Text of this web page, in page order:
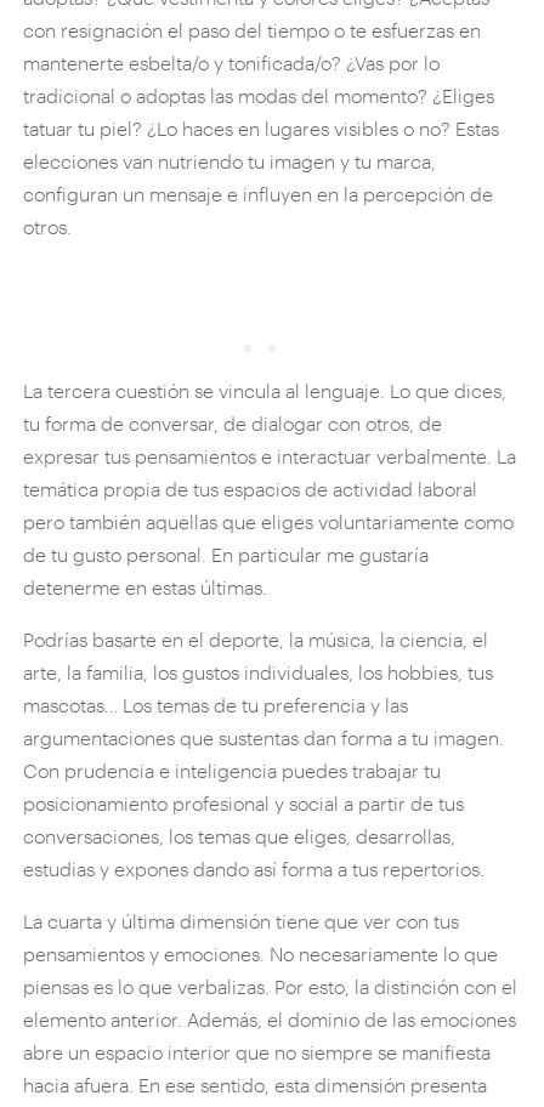
con resignación el paso del tiempo o te esfuerzas en
mantenerte esbelta/o y tonificada/o? ¿Vas por lo
tradicional o adoptas las modas del momento? ¿Eliges
tatuar tu piel? ¿Lo haces en lugares visibles o no? Estas
elecciones van nutriendo tu imagen y tu marca,
configuran un mensaje e influyen en la percepción de
otros.
La tercera cuestión se vincula al lenguaje. Lo que dices,
tu forma de conversar, de dialogar con otros, de
expresar tus pensamientos e interactuar verbalmente. La
temática propia de tus espacios de actividad laboral
pero también aquellas que eliges voluntariamente como
de tu gusto personal. En particular me gustaría
detenerme en estas últimas.
Podrías basarte en el deporte, la música, la ciencia, el
arte, la familia, los gustos individuales, los hobbies, tus
mascotas… Los temas de tu preferencia y las
argumentaciones que sustentas dan forma a tu imagen.
Con prudencia e inteligencia puedes trabajar tu
posicionamiento profesional y social a partir de tus
conversaciones, los temas que eliges, desarrollas,
estudias y expones dando así forma a tus repertorios.
La cuarta y última dimensión tiene que ver con tus
pensamientos y emociones. No necesariamente lo que
piensas es lo que verbalizas. Por esto, la distinción con el
elemento anterior. Además, el dominio de las emociones
abre un espacio interior que no siempre se manifiesta
hacia afuera. En ese sentido, esta dimensión presenta